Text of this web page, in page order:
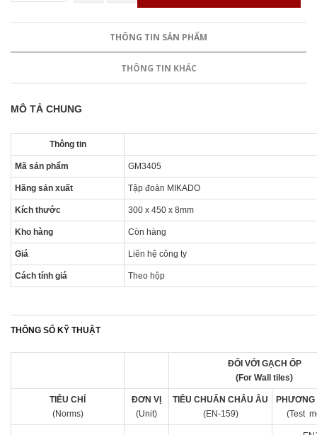
THÔNG TIN SẢN PHẨM
THÔNG TIN KHÁC
MÔ TẢ CHUNG
Thông tin
Mã sản phẩm GM3405
Hãng sản xuất Tập đoàn MIKADO
Kích thước 300 x 450 x 8mm
Kho hàng Còn hàng
Giá Liên hệ công ty
Cách tính giá Theo hộp
THÔNG SỐ KỸ THUẬT
ĐỐI VỚI GẠCH ỐP
(For Wall tiles)
TIÊU CHÍ
(Norms)
ĐƠN VỊ
(Unit)
TIÊU CHUẨN CHÂU ÂU
(EN-159)
(Test